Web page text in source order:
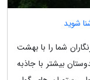
شوید
شما را با بهشت
بیشتر با جاذبه